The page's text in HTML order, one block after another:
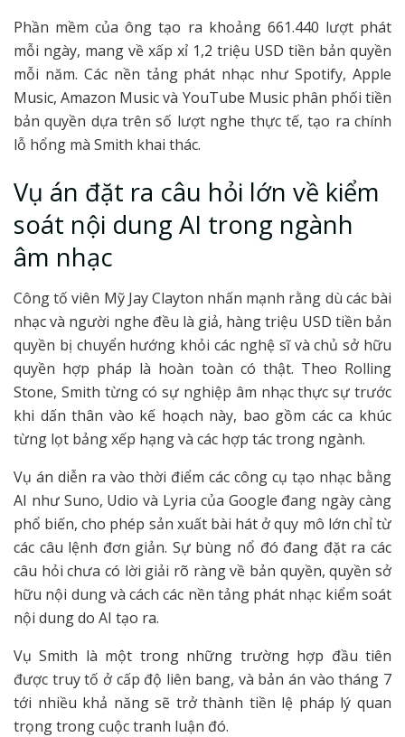
Phần mềm của ông tạo ra khoảng 661.440 lượt phát
mỗi ngày, mang về xấp xỉ 1,2 triệu USD tiền bản quyền
mỗi năm. Các nền tảng phát nhạc như Spotify, Apple
Music, Amazon Music và YouTube Music phân phối tiền
bản quyền dựa trên số lượt nghe thực tế, tạo ra chính
lỗ hổng mà Smith khai thác.
Vụ án đặt ra câu hỏi lớn về kiểm
soát nội dung AI trong ngành
âm nhạc
Công tố viên Mỹ Jay Clayton nhấn mạnh rằng dù các bài
nhạc và người nghe đều là giả, hàng triệu USD tiền bản
quyền bị chuyển hướng khỏi các nghệ sĩ và chủ sở hữu
quyền hợp pháp là hoàn toàn có thật. Theo Rolling
Stone, Smith từng có sự nghiệp âm nhạc thực sự trước
khi dấn thân vào kế hoạch này, bao gồm các ca khúc
từng lọt bảng xếp hạng và các hợp tác trong ngành.
Vụ án diễn ra vào thời điểm các công cụ tạo nhạc bằng
AI như Suno, Udio và Lyria của Google đang ngày càng
phổ biến, cho phép sản xuất bài hát ở quy mô lớn chỉ từ
các câu lệnh đơn giản. Sự bùng nổ đó đang đặt ra các
câu hỏi chưa có lời giải rõ ràng về bản quyền, quyền sở
hữu nội dung và cách các nền tảng phát nhạc kiểm soát
nội dung do AI tạo ra.
Vụ Smith là một trong những trường hợp đầu tiên
được truy tố ở cấp độ liên bang, và bản án vào tháng 7
tới nhiều khả năng sẽ trở thành tiền lệ pháp lý quan
trọng trong cuộc tranh luận đó.